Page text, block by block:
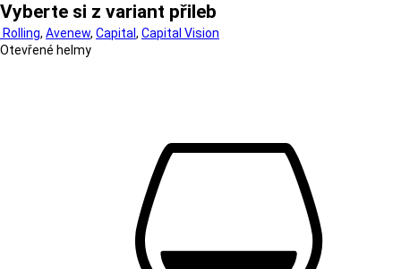
Vyberte si z variant přileb
Rolling, Avenew, Capital, Capital Vision
Otevřené helmy